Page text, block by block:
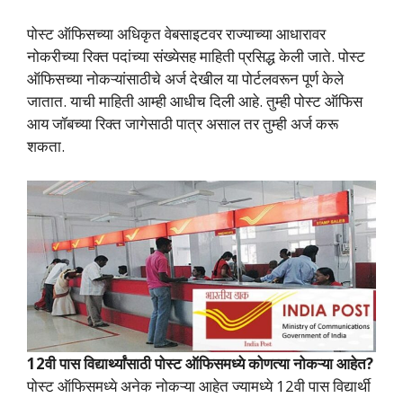
पोस्ट ऑफिसच्या अधिकृत वेबसाइटवर राज्याच्या आधारावर
नोकरीच्या रिक्त पदांच्या संख्येसह माहिती प्रसिद्ध केली जाते. पोस्ट
ऑफिसच्या नोकऱ्यांसाठीचे अर्ज देखील या पोर्टलवरून पूर्ण केले
जातात. याची माहिती आम्ही आधीच दिली आहे. तुम्ही पोस्ट ऑफिस
आय जॉबच्या रिक्त जागेसाठी पात्र असाल तर तुम्ही अर्ज करू
शकता.
12वी पास विद्यार्थ्यांसाठी पोस्ट ऑफिसमध्ये कोणत्या नोकऱ्या आहेत?
पोस्ट ऑफिसमध्ये अनेक नोकऱ्या आहेत ज्यामध्ये 12वी पास विद्यार्थी